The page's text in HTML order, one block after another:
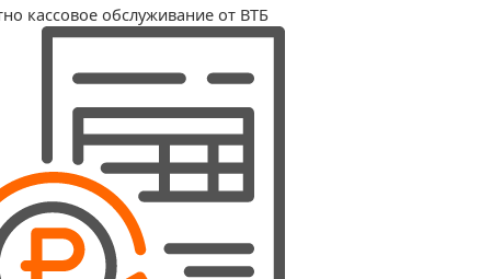
кассовое обслуживание от ВТБ